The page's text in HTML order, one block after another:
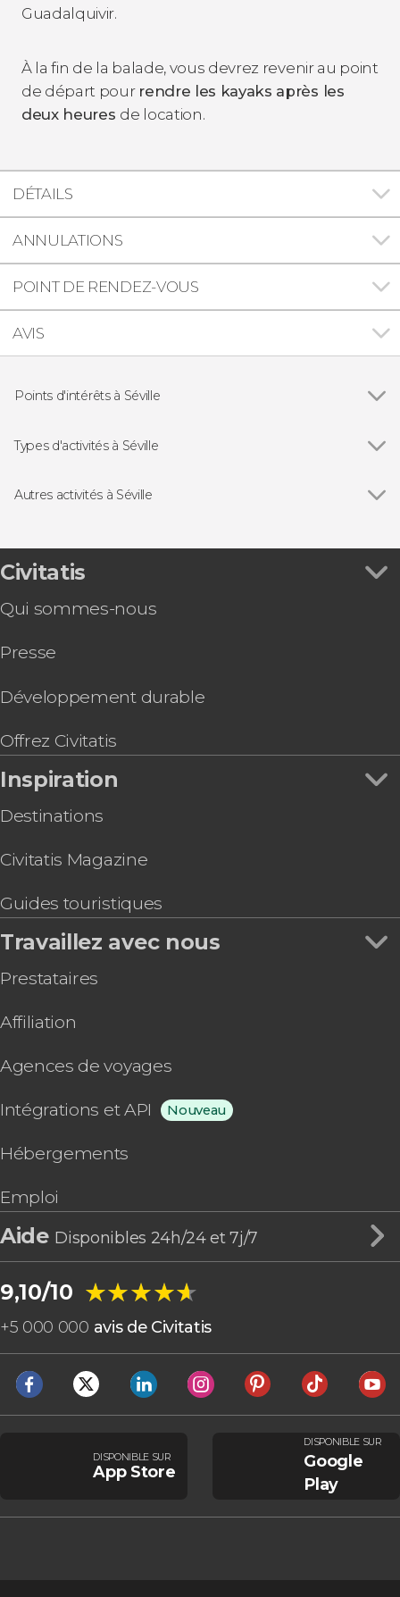
Guadalquivir.
À la fin de la balade, vous devrez revenir au point
de départ pour rendre les kayaks après les
deux heures de location.
DÉTAILS
ANNULATIONS
POINT DE RENDEZ-VOUS
AVIS
Points d'intérêts à Séville
La Giralda
Alcazar de Séville
Église du Divin Sauveur
Types d'activités à Séville
Free tours à Séville
Spectacles de flamenco à Séville
Bus touristiques à Séville
Excursions d'une journée depuis Séville
Autres activités à Séville
Giralda
Setas de Séville : billet pour le Metropol Parasol
Billet pour le Palacio de las Dueñas avec
Balade en Segway dans Séville
Bus touristique de Séville
Visite de la cathédrale et de l'église du Sauveur
Balade privée en calèche dans Séville
Civitatis
Qui sommes-nous
Presse
Développement durable
Offrez Civitatis
Inspiration
Destinations
Civitatis Magazine
Guides touristiques
Travaillez avec nous
Prestataires
Affiliation
Agences de voyages
Intégrations et API Nouveau
Hébergements
Emploi
Aide Disponibles 24h/24 et 7j/7
9,10/10 ★★★★★
★★★★★
+5 000 000 avis de Civitatis
DISPONIBLE SUR
App Store
DISPONIBLE SUR
Google
Play